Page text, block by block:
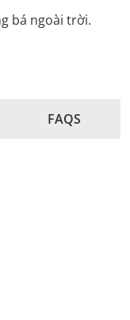
bá ngoài trời.
FAQS